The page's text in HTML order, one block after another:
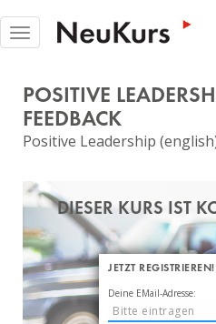
DOKUS
EXPERTINNEN
ÜBER UNS
LOGIN
Toggle
navigation
POSITIVE
FEEDBACK
Positive Leadership
DIESER KURS IST
JETZT REGISTRIEREN!
Deine EMail-Adresse: